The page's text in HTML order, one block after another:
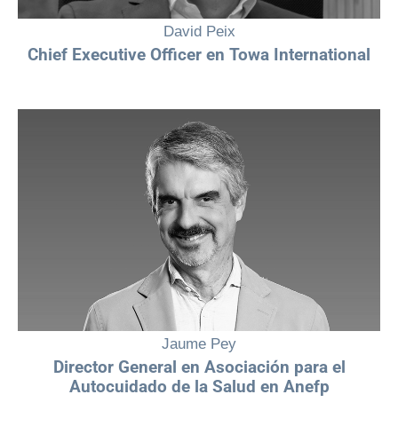
David Peix
Chief Executive Officer en Towa International
“Queda camino por recorrer, pero hay una evolución creciente del
liderazgo femenino en el sector de autocuidado, lo que refleja los
resultados de la puesta en marcha de políticas de igualdad, diversidad
e inclusión”.
Jaume Pey
Director General en Asociación para el
Autocuidado de la Salud en Anefp